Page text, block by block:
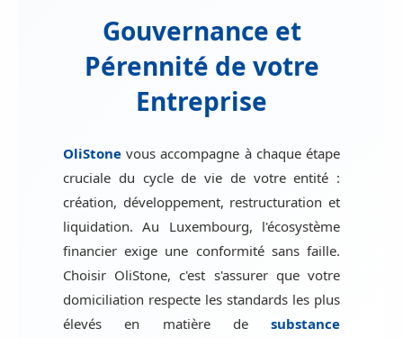
Gouvernance et
Pérennité de votre
Entreprise
OliStone vous accompagne à chaque étape
cruciale du cycle de vie de votre entité :
création, développement, restructuration et
liquidation. Au Luxembourg, l'écosystème
financier exige une conformité sans faille.
Choisir OliStone, c'est s'assurer que votre
domiciliation respecte les standards les plus
élevés en matière de substance